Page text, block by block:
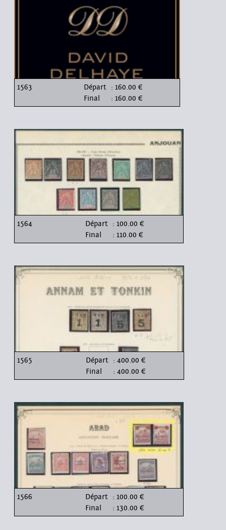
1563 Départ : 160.00 €
Final
: 160.00 €
1564 Départ : 100.00 €
Final
: 110.00 €
1565 Départ : 400.00 €
Final
: 400.00 €
1566 Départ : 100.00 €
Final
: 130.00 €